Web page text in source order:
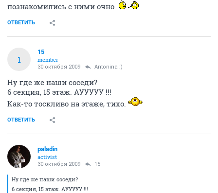
познакомились с ними очно
ОТВЕТИТЬ
1
15
member
30 октября 2009 Antonina :)
Ну где же наши соседи?
6 секция, 15 этаж. АУУУУУ !!!
Как-то тоскливо на этаже, тихо.
ОТВЕТИТЬ
paladin
activist
30 октября 2009 15
Ну где же наши соседи?
6 секция, 15 этаж. АУУУУУ !!!